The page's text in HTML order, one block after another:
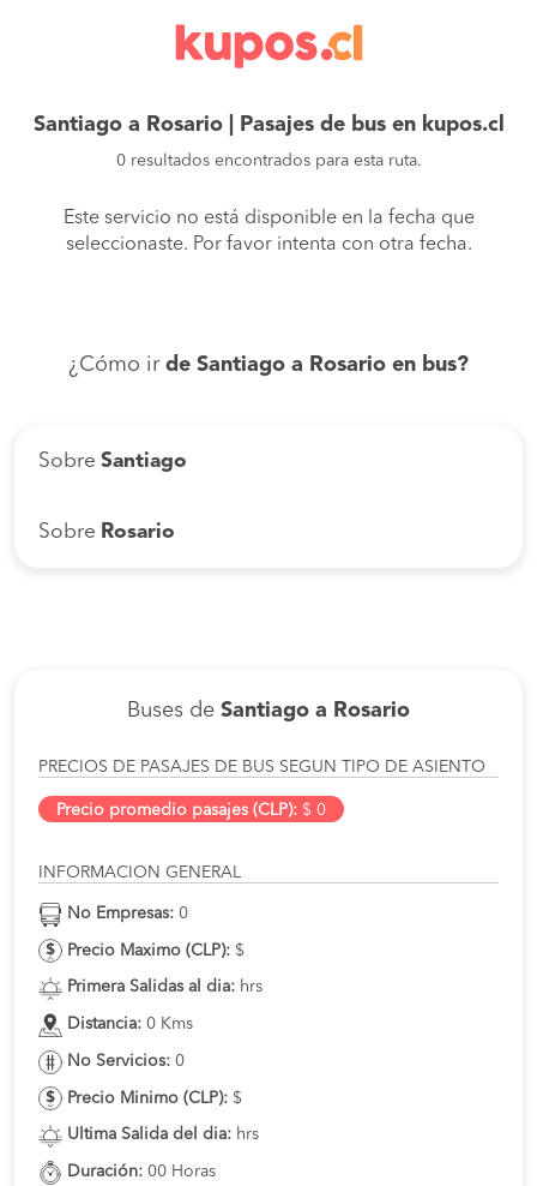
Santiago a Rosario | Pasajes de bus en kupos.cl
0 resultados encontrados para esta ruta.
Este servicio no está disponible en la fecha que
seleccionaste. Por favor intenta con otra fecha.
¿Cómo ir de Santiago a Rosario en bus?
Sobre Santiago
Sobre Rosario
Buses de Santiago a Rosario
PRECIOS DE PASAJES DE BUS SEGUN TIPO DE ASIENTO
Precio promedio pasajes (CLP): $ 0
INFORMACION GENERAL
No Empresas: 0
Precio Maximo (CLP): $
Primera Salidas al dia: hrs
Distancia: 0 Kms
No Servicios: 0
Precio Minimo (CLP): $
Ultima Salida del dia: hrs
Duración: 00 Horas